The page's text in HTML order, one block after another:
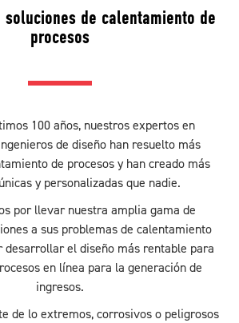
soluciones de calentamiento de
procesos
100 años, nuestros expertos en
de diseño han resuelto más
de procesos y han creado más
y personalizadas que nadie.
por llevar nuestra amplia gama de
a sus problemas de calentamiento
desarrollar el diseño más rentable para
en línea para la generación de
ingresos.
de lo extremos, corrosivos o peligrosos